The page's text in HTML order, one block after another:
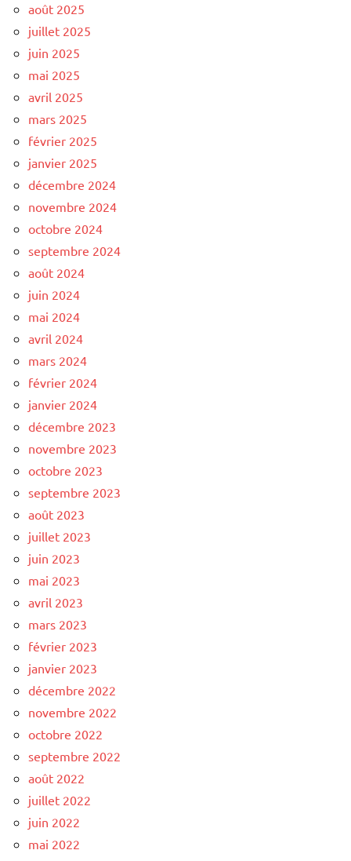
août 2025
juillet 2025
juin 2025
mai 2025
avril 2025
mars 2025
février 2025
janvier 2025
décembre 2024
novembre 2024
octobre 2024
septembre 2024
août 2024
juin 2024
mai 2024
avril 2024
mars 2024
février 2024
janvier 2024
décembre 2023
novembre 2023
octobre 2023
septembre 2023
août 2023
juillet 2023
juin 2023
mai 2023
avril 2023
mars 2023
février 2023
janvier 2023
décembre 2022
novembre 2022
octobre 2022
septembre 2022
août 2022
juillet 2022
juin 2022
mai 2022